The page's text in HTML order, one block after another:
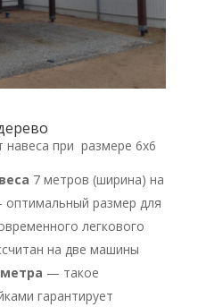
навеса при размере 6х6
7 метров (ширина) на
размер для
легкового
на две машины
— такое
гарантирует